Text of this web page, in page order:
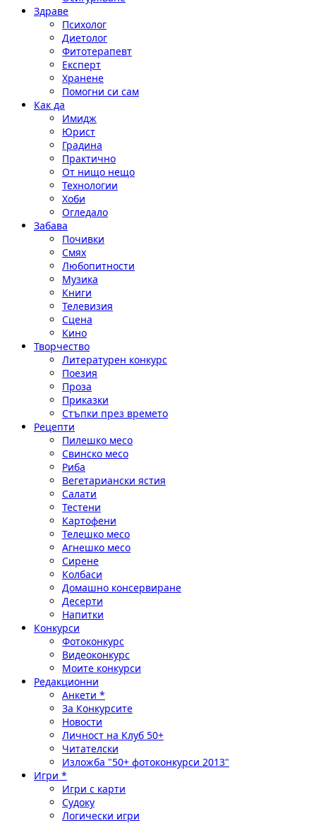
Здраве
Психолог
Диетолог
Фитотерапевт
Експерт
Хранене
Помогни си сам
Как да
Имидж
Юрист
Градина
Практично
От нищо нещо
Технологии
Хоби
Огледало
Забава
Почивки
Смях
Любопитности
Музика
Книги
Телевизия
Сцена
Кино
Творчество
Литературен конкурс
Поезия
Проза
Приказки
Стъпки през времето
Рецепти
Пилешко месо
Свинско месо
Риба
Вегетариански ястия
Салати
Тестени
Картофени
Телешко месо
Агнешко месо
Сирене
Колбаси
Домашно консервиране
Десерти
Напитки
Конкурси
Фотоконкурс
Видеоконкурс
Моите конкурси
Редакционни
Анкети *
За Конкурсите
Новости
Личност на Клуб 50+
Читателски
Изложба "50+ фотоконкурси 2013"
Игри *
Игри с карти
Судоку
Логически игри